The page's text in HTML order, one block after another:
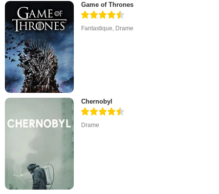
Game of Thrones
Fantastique Drame
Chernobyl
Drame